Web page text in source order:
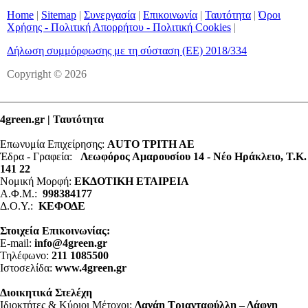
Home | Sitemap | Συνεργασία | Επικοινωνία | Ταυτότητα |Όροι
Χρήσης - Πολιτική Απορρήτου - Πολιτική Cookies |
Δήλωση συμμόρφωσης με τη σύσταση (ΕΕ) 2018/334
Copyright © 2026
4green.gr | Ταυτότητα
Επωνυμία Επιχείρησης: AUTO ΤΡΙΤΗ ΑΕ
Έδρα - Γραφεία: Λεωφόρος Αμαρουσίου 14 - Νέο Ηράκλειο, Τ.Κ.
141 22
Νομική Μορφή: ΕΚΔΟΤΙΚΗ ΕΤΑΙΡΕΙΑ
Α.Φ.Μ.: 998384177
Δ.Ο.Υ.: ΚΕΦΟΔΕ
Στοιχεία Επικοινωνίας:
E-mail: info@4green.gr
Τηλέφωνο: 211 1085500
Ιστοσελίδα: www.4green.gr
Διοικητικά Στελέχη
Ιδιοκτήτες & Κύριοι Μέτοχοι: Δανάη Τριανταφύλλη – Δάφνη